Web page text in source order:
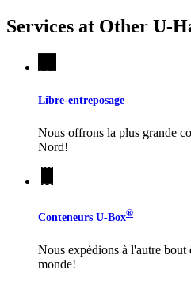
Services at Other U-
Libre-entreposage
Nous offrons la plus grande
Nord!
Conteneurs U-Box®
Nous expédions à l'autre
monde!